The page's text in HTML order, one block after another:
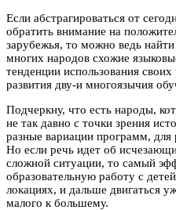
Если абстрагироваться от
обратить внимание на
зарубежья, то можно ведь
многих народов схожие
тенденции использования
развития дву-и многоязычия
Подчеркну, что есть народы,
не так давно с точки зрения
разные вариации программ,
Но если речь идет об
сложной ситуации, то самый
образовательную работу с
локациях, и дальше двигаться
малого к большему.